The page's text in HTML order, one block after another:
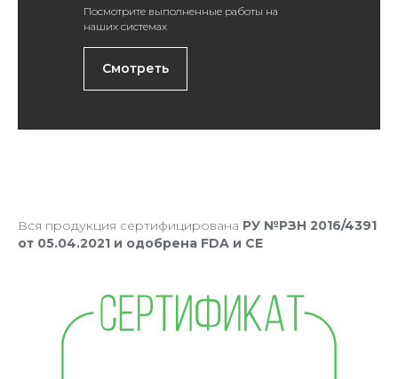
Посмотрите выполненные работы на
наших системах
Смотреть
Вся продукция сертифицирована РУ №РЗН 2016/4391
от 05.04.2021 и одобрена FDA и CE